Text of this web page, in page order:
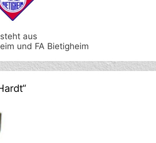
aus
und FA Bietigheim